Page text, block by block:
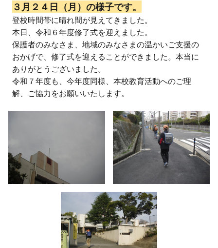
３月 ２４ 日（月 ）の様子です。
登校時間帯に晴れ間が見えてきました。
本日、令和６年度修了式を迎えました。
保護者のみなさま、地域のみなさまの温かいご支援の
おかげで、修了式を迎えることができました。本当に
ありがとうございました。
令和７年度も、今年度同様、本校教育活動へのご理
解、ご協力をお願いいたします。